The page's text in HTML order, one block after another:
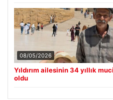
08/05/2026
Yıldırım ailesinin 34 yıllık
oldu